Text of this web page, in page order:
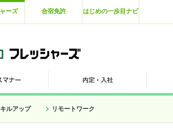
ーズ 合宿免許 はじめの一歩目ナビ
ルアップ リモートワーク